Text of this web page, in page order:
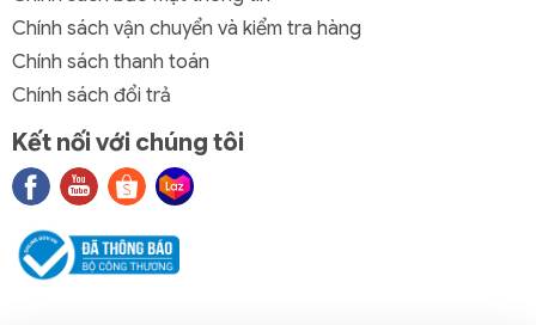
Chính sách vận chuyển và kiểm tra hàng
Chính sách thanh toán
Chính sách đổi trả
Kết nối với chúng tôi